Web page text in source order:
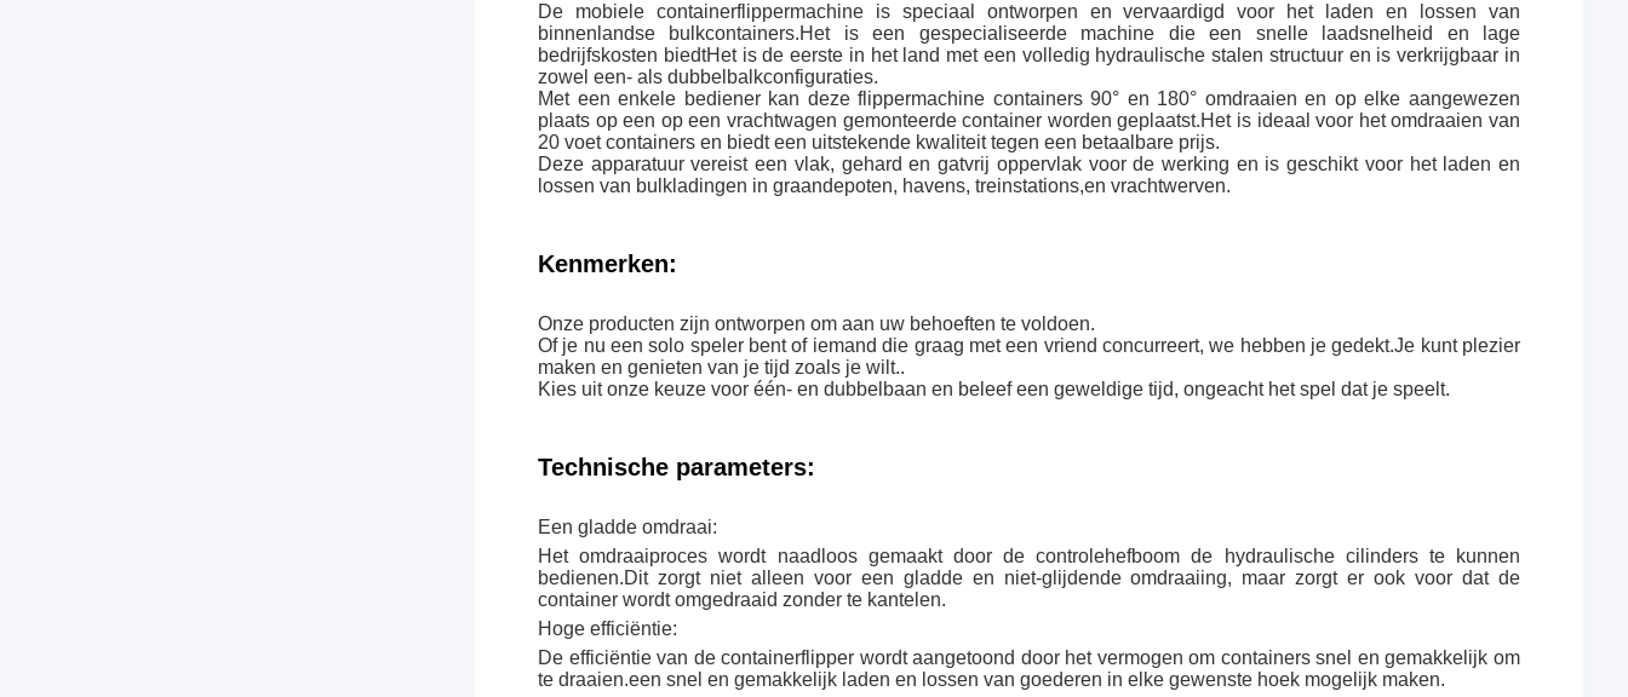
De mobiele containerflippermachine is speciaal ontworpen en vervaardigd voor het laden en lossen van
binnenlandse bulkcontainers.Het is een gespecialiseerde machine die een snelle laadsnelheid en lage
bedrijfskosten biedtHet is de eerste in het land met een volledig hydraulische stalen structuur en is verkrijgbaar in
zowel een- als dubbelbalkconfiguraties.
Met een enkele bediener kan deze flippermachine containers 90° en 180° omdraaien en op elke aangewezen
plaats op een op een vrachtwagen gemonteerde container worden geplaatst.Het is ideaal voor het omdraaien van
20 voet containers en biedt een uitstekende kwaliteit tegen een betaalbare prijs.
Deze apparatuur vereist een vlak, gehard en gatvrij oppervlak voor de werking en is geschikt voor het laden en
lossen van bulkladingen in graandepoten, havens, treinstations,en vrachtwerven.
Kenmerken:
Onze producten zijn ontworpen om aan uw behoeften te voldoen.
Of je nu een solo speler bent of iemand die graag met een vriend concurreert, we hebben je gedekt.Je kunt plezier
maken en genieten van je tijd zoals je wilt..
Kies uit onze keuze voor één- en dubbelbaan en beleef een geweldige tijd, ongeacht het spel dat je speelt.
Technische parameters:
Een gladde omdraai:
Het omdraaiproces wordt naadloos gemaakt door de controlehefboom de hydraulische cilinders te kunnen
bedienen.Dit zorgt niet alleen voor een gladde en niet-glijdende omdraaiing, maar zorgt er ook voor dat de
container wordt omgedraaid zonder te kantelen.
Hoge efficiëntie:
De efficiëntie van de containerflipper wordt aangetoond door het vermogen om containers snel en gemakkelijk om
te draaien.een snel en gemakkelijk laden en lossen van goederen in elke gewenste hoek mogelijk maken.